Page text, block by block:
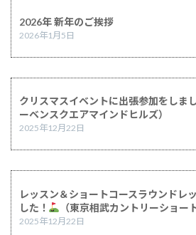
2026年 新年のご挨拶
2026年1月5日
クリスマスイベントに出張参加をしま
ーベンスクエアマインドヒルズ）
2025年12月22日
レッスン＆ショートコースラウンドレ
した！
（東京相武カントリーショー
2025年12月22日